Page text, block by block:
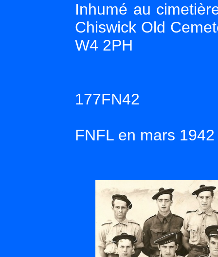
Inhumé au
Chiswick Old
W4 2PH
177FN42
FNFL en mars 1942